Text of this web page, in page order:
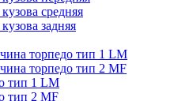
средняя
задняя
торпедо тип 1 LM
торпедо тип 2 MF
тип 1 LM
тип 2 MF